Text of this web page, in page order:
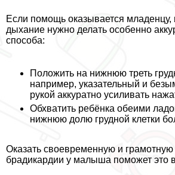
Если помощь оказывается младенцу,
дыхание нужно делать особенно
способа:
Положить на нижнюю треть
например, указательный и
рукой аккуратно усиливать
Обхватить ребёнка обеими
нижнюю долю грудной клетки
Оказать своевременную и
брадикардии у малыша поможет это